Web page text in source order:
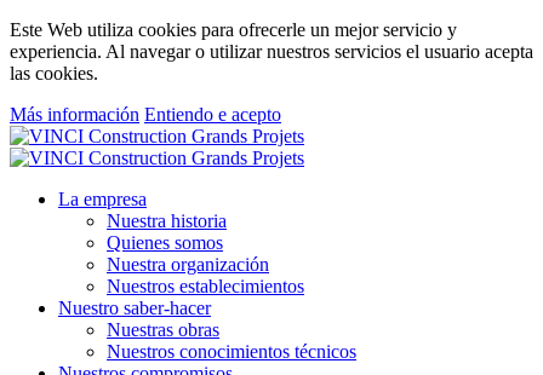
Este Web utiliza cookies para ofrecerle un mejor servicio y
experiencia. Al navegar o utilizar nuestros servicios el usuario acepta
las cookies.
Más información Entiendo e acepto
La empresa
Nuestra historia
Quienes somos
Nuestra organización
Nuestros establecimientos
Nuestro saber-hacer
Nuestras obras
Nuestros conocimientos técnicos